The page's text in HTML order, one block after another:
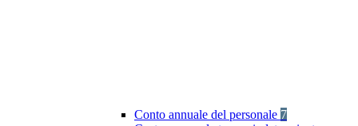
Conto annuale del personale 7